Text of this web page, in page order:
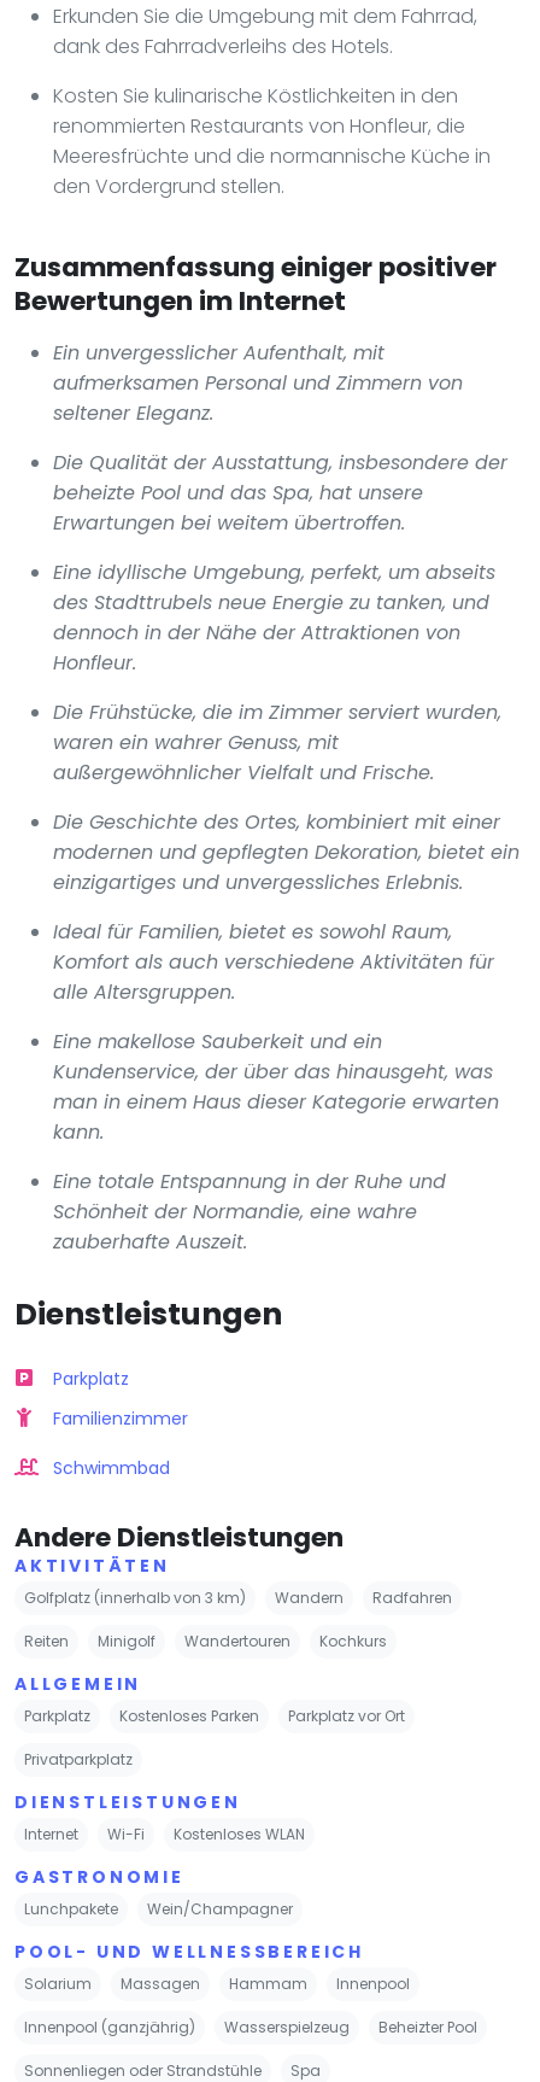
Erkunden Sie die Umgebung mit dem Fahrrad,
dank des Fahrradverleihs des Hotels.
Kosten Sie kulinarische Köstlichkeiten in den
renommierten Restaurants von Honfleur, die
Meeresfrüchte und die normannische Küche in
den Vordergrund stellen.
Zusammenfassung einiger positiver
Bewertungen im Internet
Ein unvergesslicher Aufenthalt, mit
aufmerksamen Personal und Zimmern von
seltener Eleganz.
Die Qualität der Ausstattung, insbesondere der
beheizte Pool und das Spa, hat unsere
Erwartungen bei weitem übertroffen.
Eine idyllische Umgebung, perfekt, um abseits
des Stadttrubels neue Energie zu tanken, und
dennoch in der Nähe der Attraktionen von
Honfleur.
Die Frühstücke, die im Zimmer serviert wurden,
waren ein wahrer Genuss, mit
außergewöhnlicher Vielfalt und Frische.
Die Geschichte des Ortes, kombiniert mit einer
modernen und gepflegten Dekoration, bietet ein
einzigartiges und unvergessliches Erlebnis.
Ideal für Familien, bietet es sowohl Raum,
Komfort als auch verschiedene Aktivitäten für
alle Altersgruppen.
Eine makellose Sauberkeit und ein
Kundenservice, der über das hinausgeht, was
man in einem Haus dieser Kategorie erwarten
kann.
Eine totale Entspannung in der Ruhe und
Schönheit der Normandie, eine wahre
zauberhafte Auszeit.
Dienstleistungen
Parkplatz
Familienzimmer
Schwimmbad
Andere Dienstleistungen
AKTIVITÄTEN
Golfplatz (innerhalb von 3 km) Wandern Radfahren
Reiten Minigolf Wandertouren Kochkurs
ALLGEMEIN
Parkplatz Kostenloses Parken Parkplatz vor Ort
Privatparkplatz
DIENSTLEISTUNGEN
Internet Wi-Fi Kostenloses WLAN
GASTRONOMIE
Lunchpakete Wein/Champagner
POOL- UND WELLNESSBEREICH
Solarium Massagen Hammam Innenpool
Innenpool (ganzjährig) Wasserspielzeug Beheizter Pool
Sonnenliegen oder Strandstühle Spa